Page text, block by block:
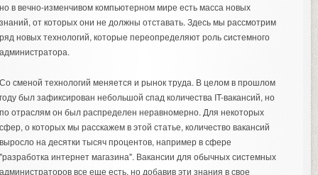
в вечно-изменчивом компьютерном мире есть масса новых
от которых они не должны отставать. Здесь мы рассмотрим
новых технологий, которые переопределяют роль системного
сменой технологий меняется и рынок труда. В целом в прошлом
был зафиксирован небольшой спад количества IT-вакансий, но
отраслям он был распределен неравномерно. Для некоторых
о которых мы расскажем в этой статье, количество вакансий
на десятки тысяч процентов, например в сфере
разработка интернет магазина". Вакансии для обычных системных
все еще есть, но добавив эти знания в свое